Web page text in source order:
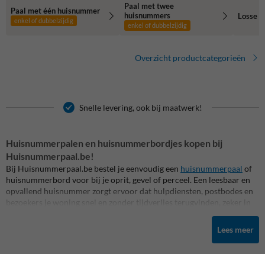
Paal met één huisnummer
enkel of dubbelzijdig
Paal met twee
huisnummers
enkel of dubbelzijdig
Losse
Overzicht productcategorieën
Snelle levering, ook bij maatwerk!
Huisnummerpalen en huisnummerbordjes kopen bij
Huisnummerpaal.be!
Bij Huisnummerpaal.be bestel je eenvoudig een huisnummerpaal of
huisnummerbord voor bij je oprit, gevel of perceel. Een leesbaar en
opvallend huisnummer zorgt ervoor dat hulpdiensten, postbodes en
bezoekers je woning snel en zonder tijdverlies terugvinden, zeker in
huisnummerpaal of huisnummerbord een sterke keuze voor iedere
woning, boerderij of perceel dat niet direct aan de straat zichtbaar is.
Lees meer